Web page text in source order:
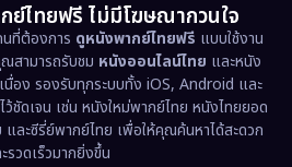
(61)
(221)
(36)
ย์ไทยฟรี ไม่มีโฆษณากวนใจ
ที่ต้องการ ดูหนังพากย์ไทยฟรี แบบใช้งาน
สามารถรับชม หนังออนไลน์ไทย และหนัง
อง รองรับทุกระบบทั้ง iOS, Android และ
ดเจน เช่น หนังใหม่พากย์ไทย หนังไทยยอด
ะซีรี่ย์พากย์ไทย เพื่อให้คุณค้นหาได้สะดวก
รวดเร็วมากยิ่งขึ้น